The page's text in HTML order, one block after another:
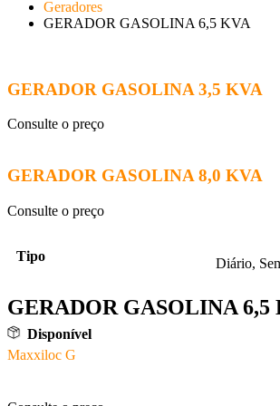
Geradores
GERADOR GASOLINA 6,5 KVA
GERADOR GASOLINA 3,5 KVA
Consulte o preço
GERADOR GASOLINA 8,0 KVA
Consulte o preço
Tipo Diário,
GERADOR GASOLINA 6,5
Disponível
Maxxiloc G